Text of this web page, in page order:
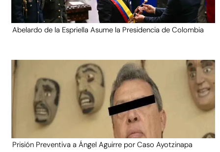
Abelardo de la Espriella Asume la Presidencia de Colombia
Prisión Preventiva a Ángel Aguirre por Caso Ayotzinapa